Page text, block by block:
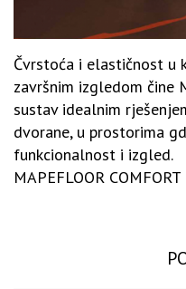
Čvrstoća i elastičnost u
završnim izgledom čine
sustav idealnim
dvorane, u prostorima
funkcionalnost i izgled.
MAPEFLOOR